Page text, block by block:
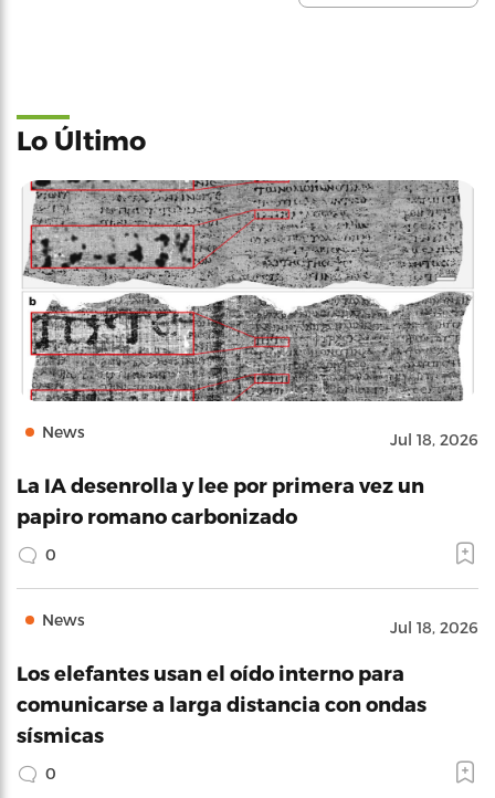
Lo Último
News Jul 18, 2026
La IA desenrolla y lee por primera vez un
papiro romano carbonizado
0
News Jul 18, 2026
Los elefantes usan el oído interno para
comunicarse a larga distancia con ondas
sísmicas
0